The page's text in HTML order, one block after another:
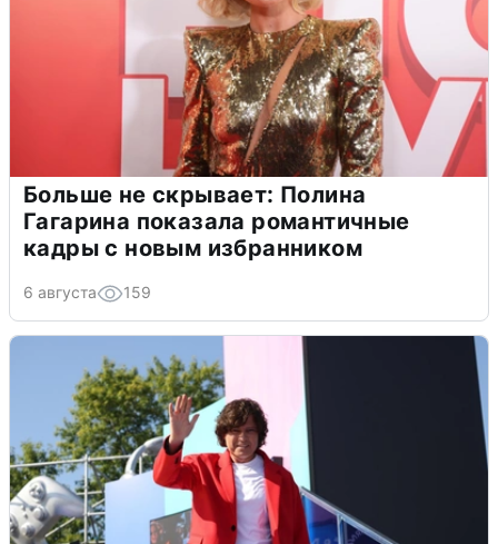
Больше не скрывает: Полина
Гагарина показала романтичные
кадры с новым избранником
6 августа 159